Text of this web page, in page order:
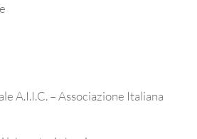
A.I.I.C. – Associazione Italiana